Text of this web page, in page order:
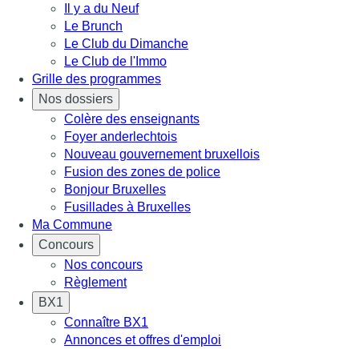
Il y a du Neuf
Le Brunch
Le Club du Dimanche
Le Club de l'Immo
Grille des programmes
Nos dossiers
Colère des enseignants
Foyer anderlechtois
Nouveau gouvernement bruxellois
Fusion des zones de police
Bonjour Bruxelles
Fusillades à Bruxelles
Ma Commune
Concours
Nos concours
Règlement
BX1
Connaître BX1
Annonces et offres d'emploi